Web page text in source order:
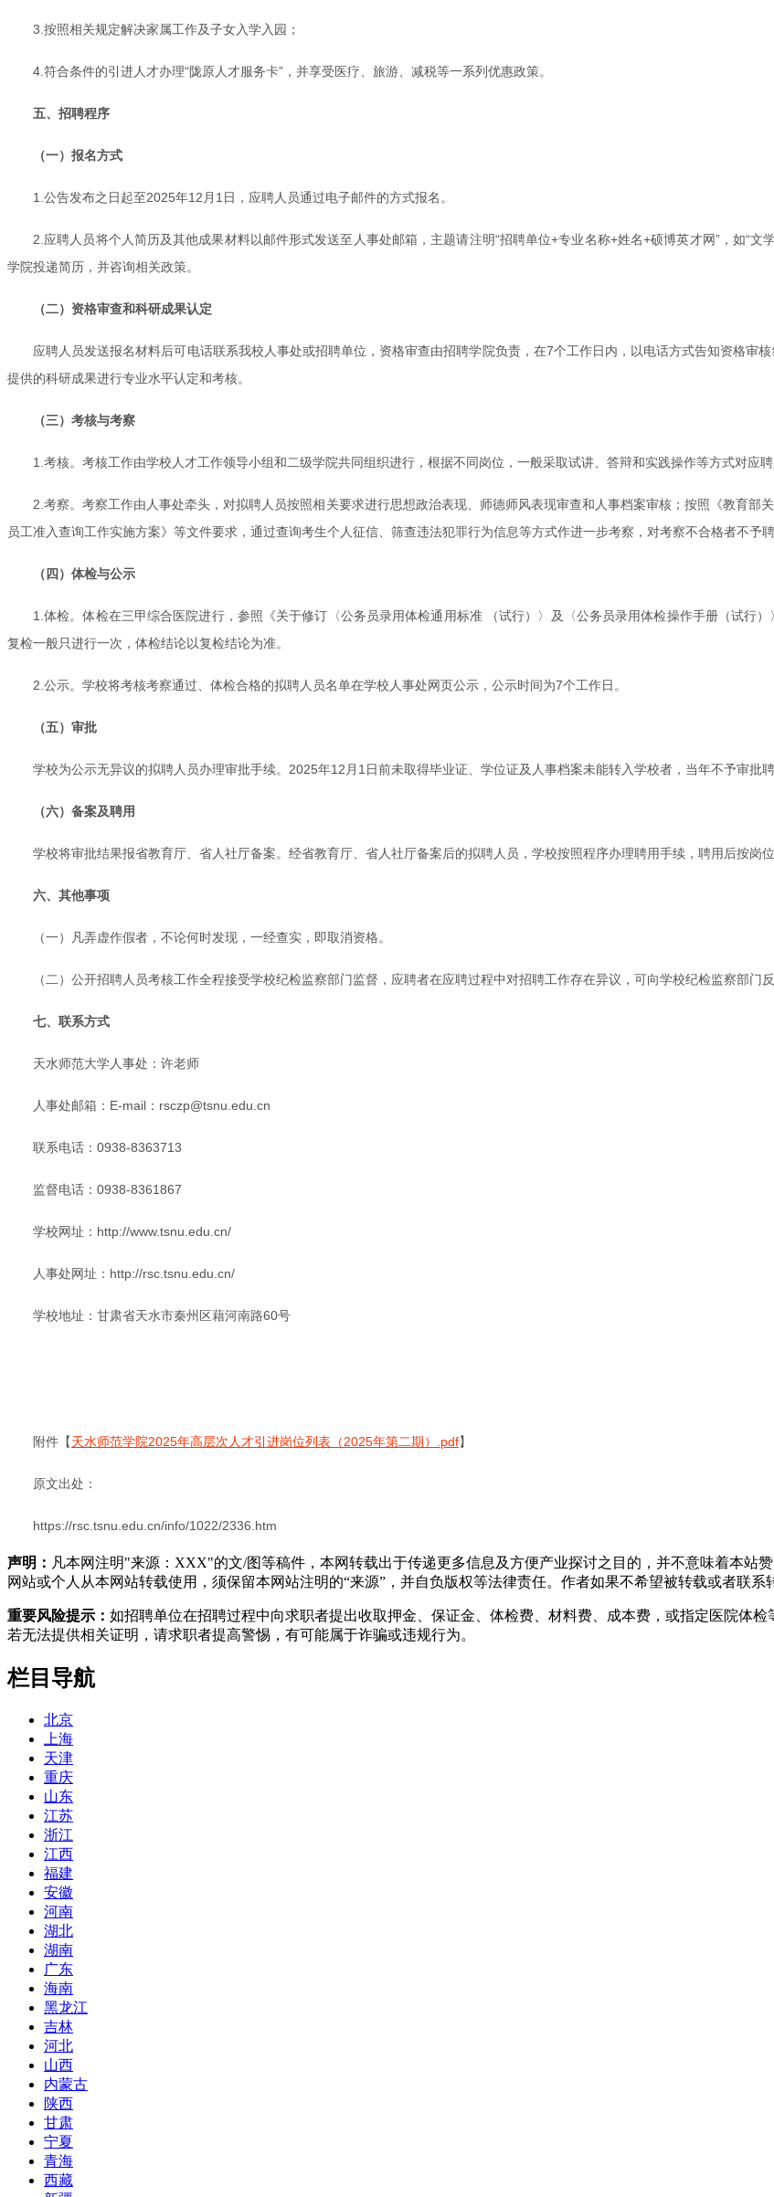
3.按照相关规定解决家属工作及子女入学入园；
4.符合条件的引进人才办理“陇原人才服务卡”，并享受医疗、旅游、减税等一系列优惠政策。
五、招聘程序
（一）报名方式
1.公告发布之日起至2025年12月1日，应聘人员通过电子邮件的方式报名。
2.应聘人员将个人简历及其他成果材料以邮件形式发送至人事处邮箱，主题请注明“招聘单位+专业名称+姓名+硕博英才网”，如“
学院投递简历，并咨询相关政策。
（二）资格审查和科研成果认定
应聘人员发送报名材料后可电话联系我校人事处或招聘单位，资格审查由招聘学院负责，在7个工作日内，以电话方式告知资格审
提供的科研成果进行专业水平认定和考核。
（三）考核与考察
1.考核。考核工作由学校人才工作领导小组和二级学院共同组织进行，根据不同岗位，一般采取试讲、答辩和实践操作等方式对应
2.考察。考察工作由人事处牵头，对拟聘人员按照相关要求进行思想政治表现、师德师风表现审查和人事档案审核；按照《教育
员工准入查询工作实施方案》等文件要求，通过查询考生个人征信、筛查违法犯罪行为信息等方式作进一步考察，对考察不合格者不予聘
（四）体检与公示
1.体检。体检在三甲综合医院进行，参照《关于修订〈公务员录用体检通用标准 （试行）〉及〈公务员录用体检操作手册（试行
复检一般只进行一次，体检结论以复检结论为准。
2.公示。学校将考核考察通过、体检合格的拟聘人员名单在学校人事处网页公示，公示时间为7个工作日。
（五）审批
学校为公示无异议的拟聘人员办理审批手续。2025年12月1日前未取得毕业证、学位证及人事档案未能转入学校者，当年不予审批聘
（六）备案及聘用
学校将审批结果报省教育厅、省人社厅备案。经省教育厅、省人社厅备案后的拟聘人员，学校按照程序办理聘用手续，聘用后按岗
六、其他事项
（一）凡弄虚作假者，不论何时发现，一经查实，即取消资格。
（二）公开招聘人员考核工作全程接受学校纪检监察部门监督，应聘者在应聘过程中对招聘工作存在异议，可向学校纪检监察部门反
七、联系方式
天水师范大学人事处：许老师
人事处邮箱：E-mail：rsczp@tsnu.edu.cn
联系电话：0938-8363713
监督电话：0938-8361867
学校网址：http://www.tsnu.edu.cn/
人事处网址：http://rsc.tsnu.edu.cn/
学校地址：甘肃省天水市秦州区藉河南路60号
附件【天水师范学院2025年高层次人才引进岗位列表（2025年第二期）.pdf】
原文出处：
https://rsc.tsnu.edu.cn/info/1022/2336.htm
声明： 凡本网注明"来源：XXX"的文/图等稿件，本网转载出于传递更多信息及方便产业探讨之目的，并不意味着本站
网站或个人从本网站转载使用，须保留本网站注明的“来源”，并自负版权等法律责任。作者如果不希望被转载或者联系
重要风险提示： 如招聘单位在招聘过程中向求职者提出收取押金、保证金、体检费、材料费、成本费，或指定医院体
若无法提供相关证明，请求职者提高警惕，有可能属于诈骗或违规行为。
栏目导航
北京
上海
天津
重庆
山东
江苏
浙江
江西
福建
安徽
河南
湖北
湖南
广东
海南
黑龙江
吉林
河北
山西
内蒙古
陕西
甘肃
宁夏
青海
西藏